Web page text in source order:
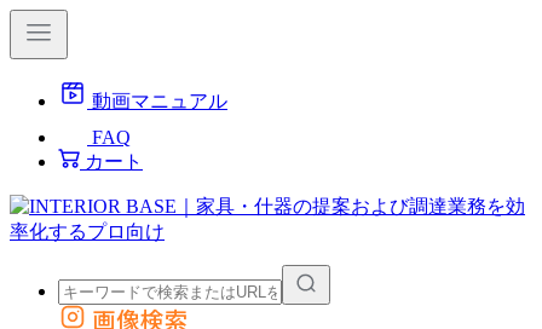
動画マニュアル
FAQ
カート
画像検索